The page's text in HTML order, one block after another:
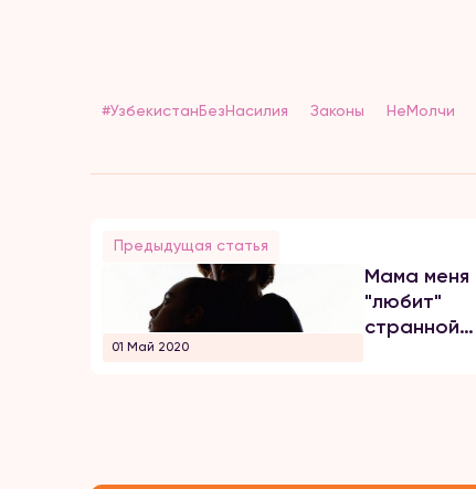
#УзбекистанБезНасилия Законы НеМолчи
Предыдущая статья
01 Май 2020
Мама меня
"любит"
странной